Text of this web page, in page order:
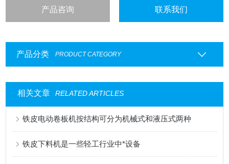
产品咨询 联系我们
产品分类 PRODUCT CATEGORY
相关文章 RELATED ARTICLES
铁皮电动卷板机按结构可分为机械式和液压式两种
铁皮下料机是一些轻工行业中*设备